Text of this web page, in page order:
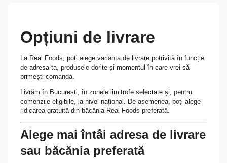
Opțiuni de livrare
La Real Foods, poți alege varianta de livrare potrivită în funcție
de adresa ta, produsele dorite și momentul în care vrei să
primești comanda.
Livrăm în București, în zonele limitrofe selectate și, pentru
comenzile eligibile, la nivel național. De asemenea, poți alege
ridicarea gratuită din băcănia Real Foods preferată.
Alege mai întâi adresa de livrare
sau băcănia preferată